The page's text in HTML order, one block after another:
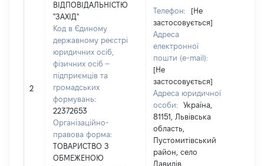
2
ВІДПОВІДАЛЬНІСТЮ
"ЗАХІД"
Код в Єдиному
державному реєстрі
юридичних осіб,
фізичних осіб –
підприємців та
громадських
формувань:
22372653
Організаційно-
правова форма:
ТОВАРИСТВО З
ОБМЕЖЕНОЮ
Телефон:
[Не
застосовується]
Адреса
електронної
пошти (e-mail):
[Не
застосовується]
Адреса юридичної
особи:
Україна,
81151, Львівська
область,
Пустомитівський
район, село
Давидів